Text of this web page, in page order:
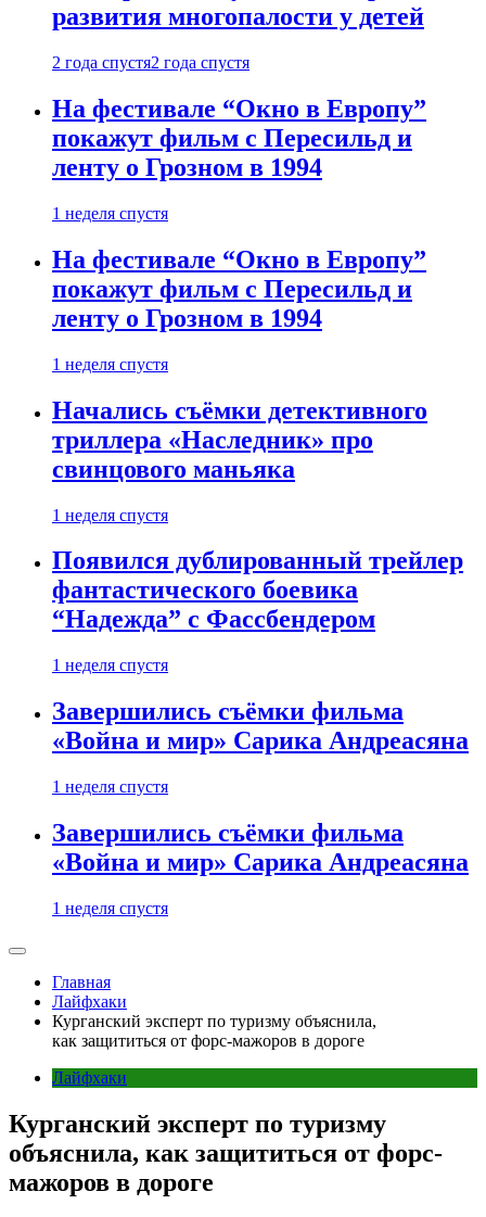
развития многопалости у детей
2 года спустя2 года спустя
На фестивале “Окно в Европу”
покажут фильм с Пересильд и
ленту о Грозном в 1994
1 неделя спустя
На фестивале “Окно в Европу”
покажут фильм с Пересильд и
ленту о Грозном в 1994
1 неделя спустя
Начались съёмки детективного
триллера «Наследник» про
свинцового маньяка
1 неделя спустя
Появился дублированный трейлер
фантастического боевика
“Надежда” с Фассбендером
1 неделя спустя
Завершились съёмки фильма
«Война и мир» Сарика Андреасяна
1 неделя спустя
Завершились съёмки фильма
«Война и мир» Сарика Андреасяна
1 неделя спустя
Главная
Лайфхаки
Курганский эксперт по туризму объяснила,
как защититься от форс-мажоров в дороге
Лайфхаки
Курганский эксперт по туризму
объяснила, как защититься от форс-
мажоров в дороге